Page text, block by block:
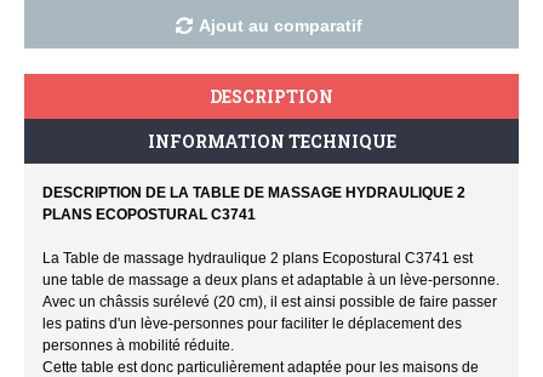
Ajout au comparatif
DESCRIPTION
INFORMATION TECHNIQUE
DESCRIPTION DE LA TABLE DE MASSAGE HYDRAULIQUE 2
PLANS ECOPOSTURAL C3741
La Table de massage hydraulique 2 plans Ecopostural C3741 est
une table de massage a deux plans et adaptable à un lève-personne.
Avec un châssis surélevé (20 cm), il est ainsi possible de faire passer
les patins d'un lève-personnes pour faciliter le déplacement des
personnes à mobilité réduite.
Cette table est donc particulièrement adaptée pour les maisons de